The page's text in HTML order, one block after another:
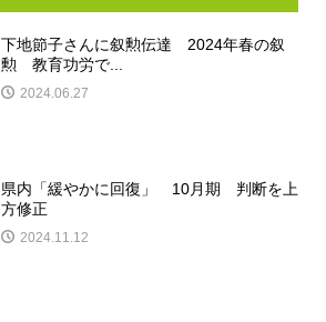
下地節子さんに叙勲伝達 2024年春の叙
勲 教育功労で...
2024.06.27
県内「緩やかに回復」 10月期 判断を上
方修正
2024.11.12